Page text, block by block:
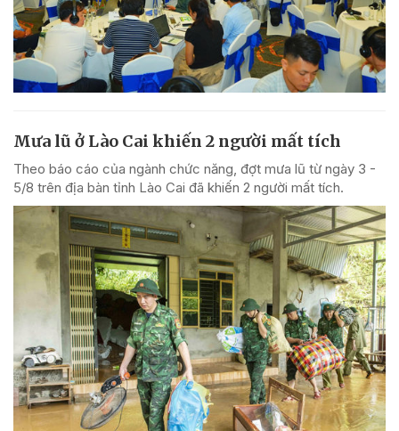
Mưa lũ ở Lào Cai khiến 2 người mất tích
Theo báo cáo của ngành chức năng, đợt mưa lũ từ ngày 3 -
5/8 trên địa bàn tỉnh Lào Cai đã khiến 2 người mất tích.